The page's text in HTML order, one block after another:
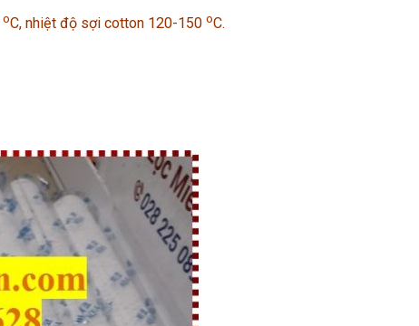
oC, nhiệt độ sợi cotton 120-150 oC.